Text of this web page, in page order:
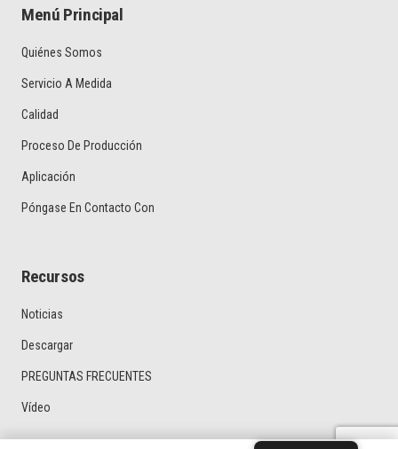
Menú Principal
Quiénes Somos
Servicio A Medida
Calidad
Proceso De Producción
Aplicación
Póngase En Contacto Con
Recursos
Noticias
Descargar
PREGUNTAS FRECUENTES
Vídeo